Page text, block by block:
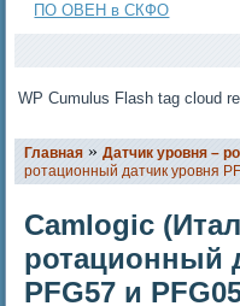
ПО ОВЕН в СКФО
WP Cumulus Flash tag cloud
Главная »Датчик уровня –
ротационный датчик уровня
Camlogic
ротационный
PFG57 и